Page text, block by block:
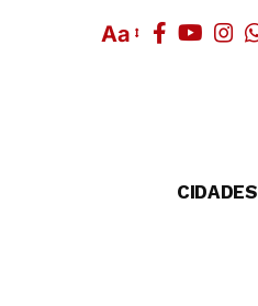
Aa
CIDADES